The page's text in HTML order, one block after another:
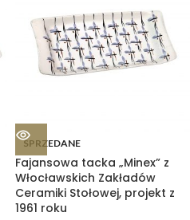
SPRZEDANE
Fajansowa tacka „Minex” z
Włocławskich Zakładów
Ceramiki Stołowej, projekt z
1961 roku